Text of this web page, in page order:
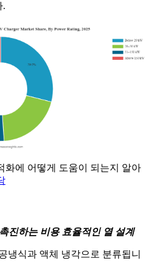
.
화에 어떻게 도움이 되는지 알아
진하는 비용 효율적인 열 설계
냉식과 액체 냉각으로 분류됩니